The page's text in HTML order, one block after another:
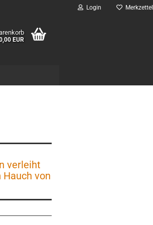
Login Merkzettel
EUR
verleiht
von